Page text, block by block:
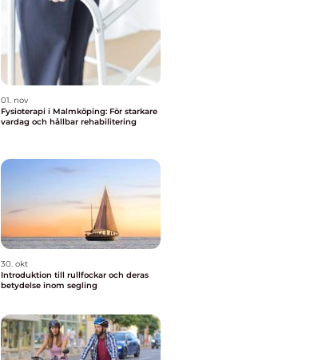
01. nov
Fysioterapi i Malmköping: För starkare
vardag och hållbar rehabilitering
30. okt
Introduktion till rullfockar och deras
betydelse inom segling